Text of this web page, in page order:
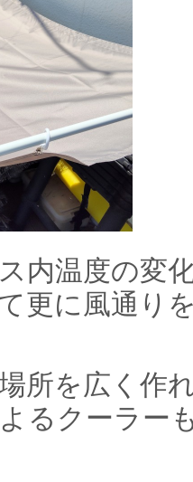
内温度の変
更に風通り
所を広く作
るクーラー